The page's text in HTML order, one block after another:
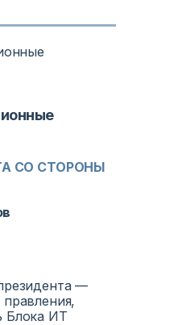
СО СТОРОНЫ
—
Блока ИТ